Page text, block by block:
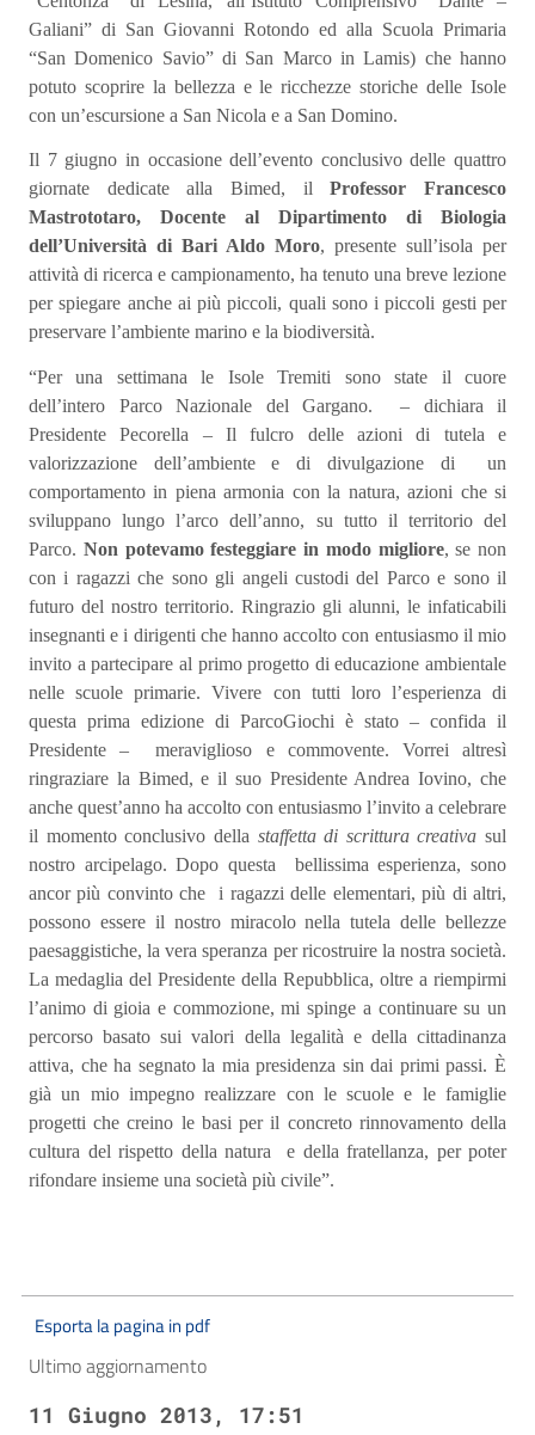
Galiani” di San Giovanni Rotondo ed alla Scuola Primaria
“San Domenico Savio” di San Marco in Lamis) che hanno
potuto scoprire la bellezza e le ricchezze storiche delle Isole
con un’escursione a San Nicola e a San Domino.
Il 7 giugno in occasione dell’evento conclusivo delle quattro
giornate dedicate alla Bimed, ilProfessor Francesco
Mastrototaro, Docente al Dipartimento di Biologia
dell’Università di Bari Aldo Moro, presente sull’isola per
attività di ricerca e campionamento, ha tenuto una breve lezione
per spiegare anche ai più piccoli, quali sono i piccoli gesti per
preservare l’ambiente marino e la biodiversità.
“Per una settimana le Isole Tremiti sono state il cuore
dell’intero Parco Nazionale del Gargano.
– dichiara il
Presidente Pecorella – Il fulcro delle azioni di tutela e
valorizzazione dell’ambiente e di divulgazione di
un
comportamento in piena armonia con la natura, azioni che si
sviluppano lungo l’arco dell’anno, su tutto il territorio del
Parco. Non potevamo festeggiare in modo migliore, se non
con i ragazzi che sono gli angeli custodi del Parco e sono il
futuro del nostro territorio. Ringrazio gli alunni, le infaticabili
insegnanti e i dirigenti che hanno accolto con entusiasmo il mio
invito a partecipare al primo progetto di educazione ambientale
nelle scuole primarie. Vivere con tutti loro l’esperienza di
questa prima edizione di ParcoGiochi è stato – confida il
Presidente – meraviglioso e commovente. Vorrei altresì
ringraziare la Bimed, e il suo Presidente Andrea Iovino, che
anche quest’anno ha accolto con entusiasmo l’invito a celebrare
il momento conclusivo della staffetta di scrittura creativa sul
nostro arcipelago.Dopo questa
bellissima esperienza, sono
ancor più convinto che
i ragazzi delle elementari, più di altri,
possono essere il nostro miracolo nella tutela delle bellezze
paesaggistiche, la vera speranza per ricostruire la nostra società.
La medaglia del Presidente della Repubblica, oltre a riempirmi
l’animo di gioia e commozione, mi spinge a continuare su un
percorso basato sui valori della legalità e della cittadinanza
attiva, che ha segnato la mia presidenza sin dai primi passi. È
già un mio impegno realizzare con le scuole e le famiglie
progetti che creino le basi per il concreto rinnovamento della
cultura del rispetto della natura
e della fratellanza, per poter
rifondare insieme una società più civile”.
Esporta la pagina in pdf
Ultimo aggiornamento
11 Giugno 2013, 17:51